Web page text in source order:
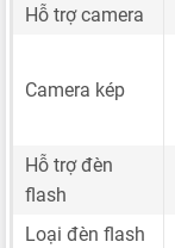
Hỗ trợ camera
Camera kép
Hỗ trợ đèn
flash
Loại đèn flash